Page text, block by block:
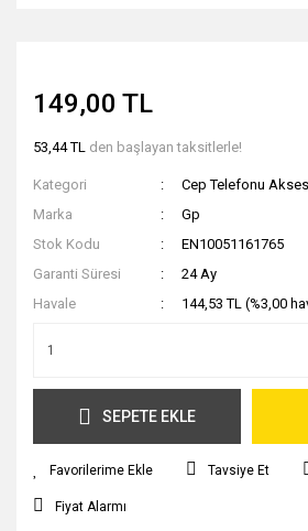
149,00 TL
53,44 TL den başlayan taksitlerle!
Kategori
Cep Telefonu
Marka
Gp
Stok Kodu
EN10051161765
Garanti Süresi
24 Ay
Havale
144,53 TL (%3,00
SEPETE EKLE
Tavsiye Et
Fiyat Alarmı